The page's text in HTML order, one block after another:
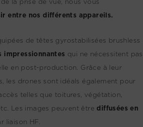
entre nos différents appareils.
de têtes gyrostabilisées brushless
impressionnantes qui ne nécessitent pas
en post-production. Grâce à leur
les drones sont idéals également pour
telles que toitures, végétation,
Les images peuvent être diffusées en
liaison HF.